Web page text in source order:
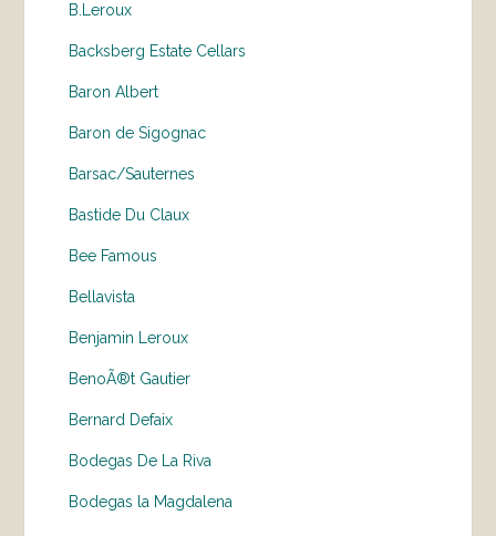
B.Leroux
Backsberg Estate Cellars
Baron Albert
Baron de Sigognac
Barsac/Sauternes
Bastide Du Claux
Bee Famous
Bellavista
Benjamin Leroux
BenoÃ®t Gautier
Bernard Defaix
Bodegas De La Riva
Bodegas la Magdalena